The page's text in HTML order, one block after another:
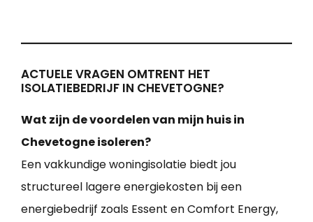
ACTUELE VRAGEN OMTRENT HET
ISOLATIEBEDRIJF IN CHEVETOGNE?
Wat zijn de voordelen van mijn huis in
Chevetogne isoleren?
Een vakkundige woningisolatie biedt jou
structureel lagere energiekosten bij een
energiebedrijf zoals Essent en Comfort Energy,